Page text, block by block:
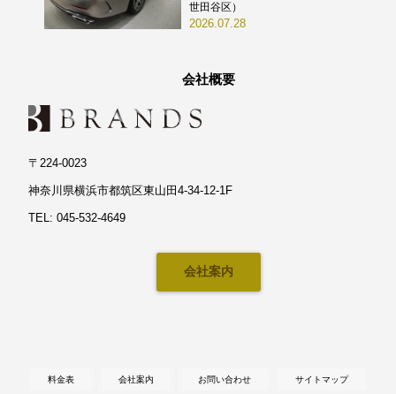
世田谷区）
2026.07.28
会社概要
〒224-0023
神奈川県横浜市都筑区東山田4-34-12-1F
TEL: 045-532-4649
会社案内
料金表 会社案内 お問い合わせ サイトマップ